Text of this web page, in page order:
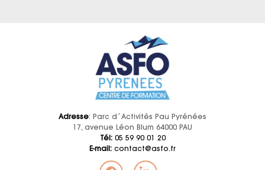
Adresse: Parc d´Activités Pau Pyrénées
17, avenue Léon Blum 64000 PAU
Tél:05 59 90 01 20
E-mail: contact@asfo.fr